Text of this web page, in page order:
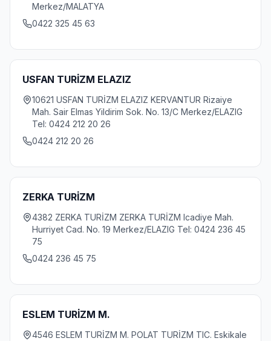
Merkez/MALATYA
0422 325 45 63
USFAN TURİZM ELAZIZ
10621 USFAN TURİZM ELAZIZ KERVANTUR Rizaiye
Mah. Sair Elmas Yildirim Sok. No. 13/C Merkez/ELAZIG
Tel: 0424 212 20 26
0424 212 20 26
ZERKA TURİZM
4382 ZERKA TURİZM ZERKA TURİZM Icadiye Mah.
Hurriyet Cad. No. 19 Merkez/ELAZIG Tel: 0424 236 45
75
0424 236 45 75
ESLEM TURİZM M.
4546 ESLEM TURİZM M. POLAT TURİZM TIC. Eskikale